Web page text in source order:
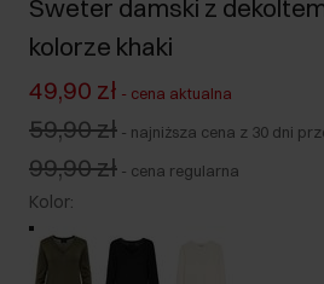
Sweter damski z
kolorze khaki
49,90 zł - cena aktualna
59,90 zł - najniższa cena z 30 dni
99,90 zł - cena regularna
Kolor: